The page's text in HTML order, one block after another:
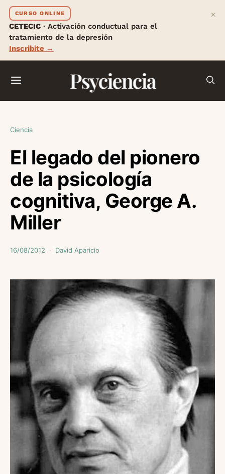
CURSO ONLINE
CETECIC · Activación conductual para el
tratamiento de la depresión
Inscribite →
×
Psyciencia
Ciencia
El legado del pionero
de la psicología
cognitiva, George A.
Miller
16/08/2012 David Aparicio